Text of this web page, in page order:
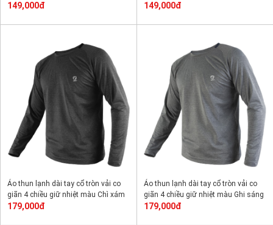
149,000đ 149,000đ
Áo thun lạnh dài tay cổ tròn vải co
giãn 4 chiều giữ nhiệt màu Chì xám
179,000đ
Áo thun lạnh dài tay cổ tròn vải co
giãn 4 chiều giữ nhiệt màu Ghi sáng
179,000đ